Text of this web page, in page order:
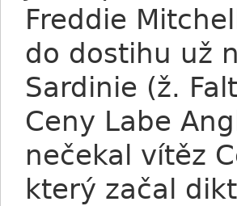
Freddie
do dostihu už
Sardinie (ž.
Ceny Labe
nečekal vítěz
který začal